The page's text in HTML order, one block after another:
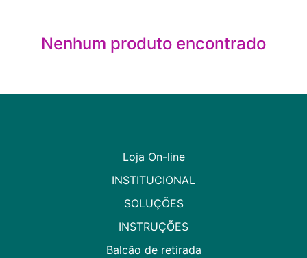
Nenhum produto encontrado
Loja On-line
INSTITUCIONAL
SOLUÇÕES
INSTRUÇÕES
Balcão de retirada